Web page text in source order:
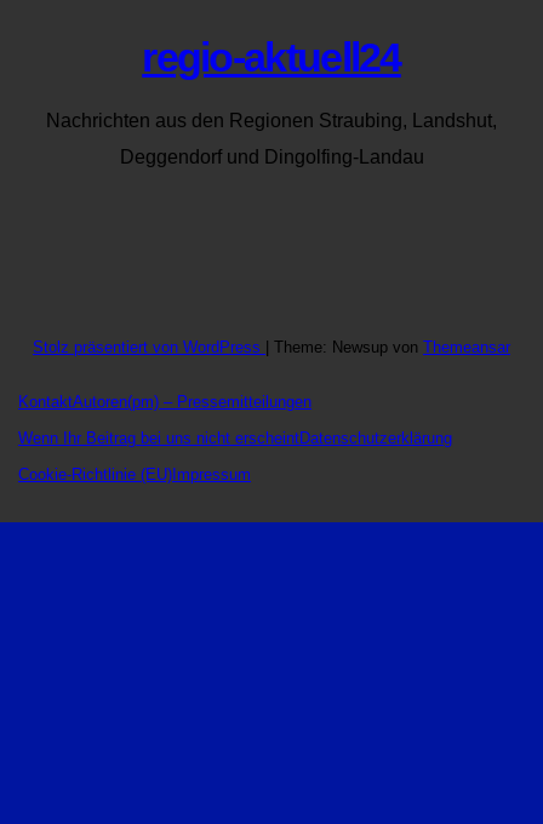
regio-aktuell24
Nachrichten aus den Regionen Straubing, Landshut,
Deggendorf und Dingolfing-Landau
Stolz präsentiert von WordPress Theme: Newsup von Themeansar
KontaktAutoren(pm) – Pressemitteilungen
Wenn Ihr Beitrag bei uns nicht erscheintDatenschutzerklärung
Cookie-Richtlinie (EU) Impressum